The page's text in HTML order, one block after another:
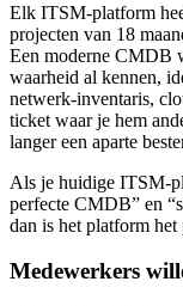
Elk ITSM-platform
projecten van 18
Een moderne CMDB
waarheid al kennen,
netwerk-inventaris,
ticket waar je hem
langer een aparte
Als je huidige ITSM-
perfecte CMDB” en
dan is het platform het
Medewerkers